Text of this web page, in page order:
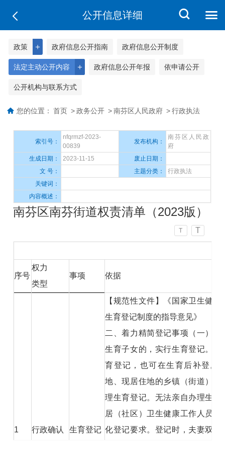
公开信息详细
＋
政策 政府信息公开指南 政府信息公开制度
＋
法定主动公开内容 政府信息公开年报 依申请公开
公开机构与联系方式
您的位置： 首页 > 政务公开 > 南芬区人民政府 > 行政执法
索引号：
nfqrmzf-2023-
00839
发布机构：
南芬区人民政
府
生成日期：
2023-11-15
废止日期：
文 号：
主题分类：
行政执法
关键词：
内容概述：
南芬区南芬街道权责清单（2023版）
T T
序号
权力
类型
事项 依据
1 行政确认 生育登记
【规范性文件】《国家卫生健
生育登记制度的指导意见》
二、着力精简登记事项（一）完
生育子女的，实行生育登记。夫
育登记，也可在生育后补登。
地、现居住地的乡镇（街道）卫
理生育登记。无法亲自办理生育
居（社区）卫生健康工作人员代
化登记要求。登记时，夫妻双方